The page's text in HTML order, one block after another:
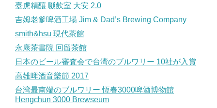
臺虎精釀 啜飲室 大安 2.0
吉姆老爹啤酒工場 Jim & Dad’s Brewing Company
smith&hsu 現代茶館
永康茶書院 回留茶館
日本のビール審査会で台湾のブルワリー 10社が入賞
高雄啤酒音樂節 2017
台湾最南端のブルワリー 恆春3000啤酒博物館
Hengchun 3000 Brewseum